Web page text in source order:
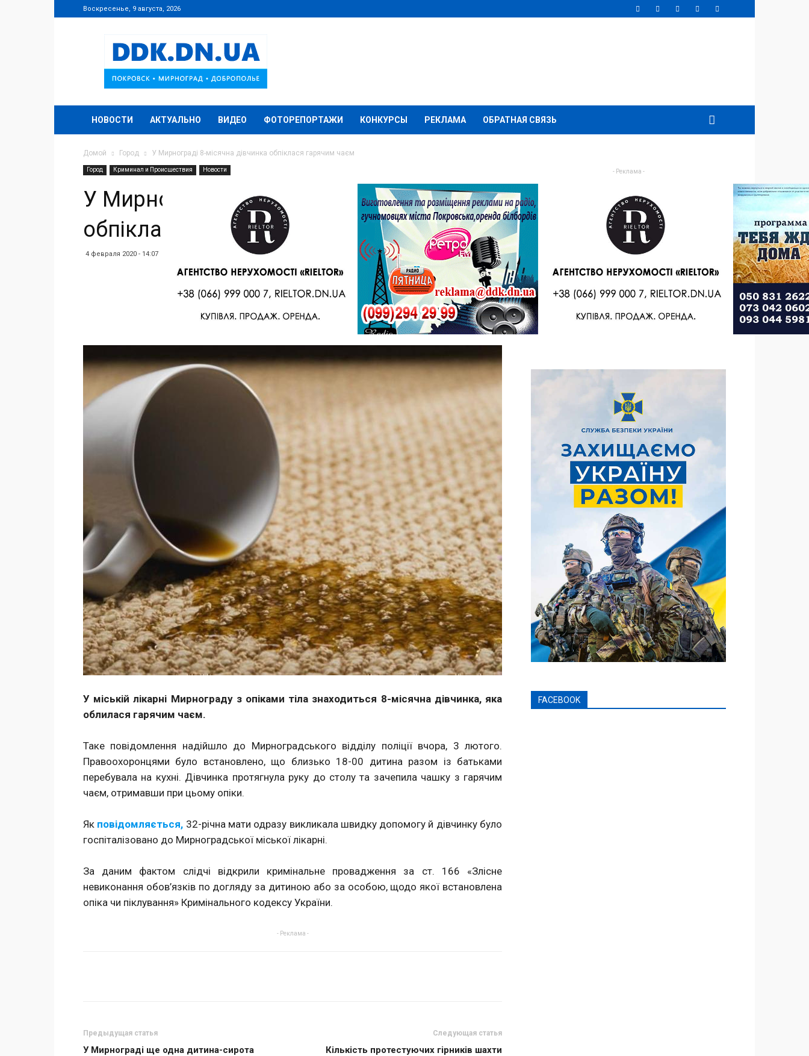
Воскресенье, 9 августа, 2026
DDK.DN.UA
НОВОСТИ АКТУАЛЬНО ВИДЕО ФОТОРЕПОРТАЖИ КОНКУРСЫ РЕКЛАМА ОБРАТНАЯ СВЯЗЬ
Домой Город У Мирнограді 8-місячна дівчинка обпіклася гарячим чаєм
Город Криминал и Происшествия Новости
У Мирнограді 8-місячна дівчинка
обпіклася гарячим чаєм
4 февраля 2020 - 14:07
У міській лікарні Мирнограду з опіками тіла знаходиться 8-місячна дівчинка, яка
облилася гарячим чаєм.
Таке повідомлення надійшло до Мирноградського відділу поліції вчора, 3 лютого.
Правоохоронцями було встановлено, що близько 18-00 дитина разом із батьками
перебувала на кухні. Дівчинка протягнула руку до столу та зачепила чашку з гарячим
чаєм, отримавши при цьому опіки.
Як повідомляється, 32-річна мати одразу викликала швидку допомогу й дівчинку було
госпіталізовано до Мирноградської міської лікарні.
За даним фактом слідчі відкрили кримінальне провадження за ст. 166 «Злісне
невиконання обов’язків по догляду за дитиною або за особою, щодо якої встановлена
опіка чи піклування» Кримінального кодексу України.
- Реклама -
Предыдущая статья
У Мирнограді ще одна дитина-сирота
Следующая статья
Кількість протестуючих гірників шахти
- Реклама -
FACEBOOK